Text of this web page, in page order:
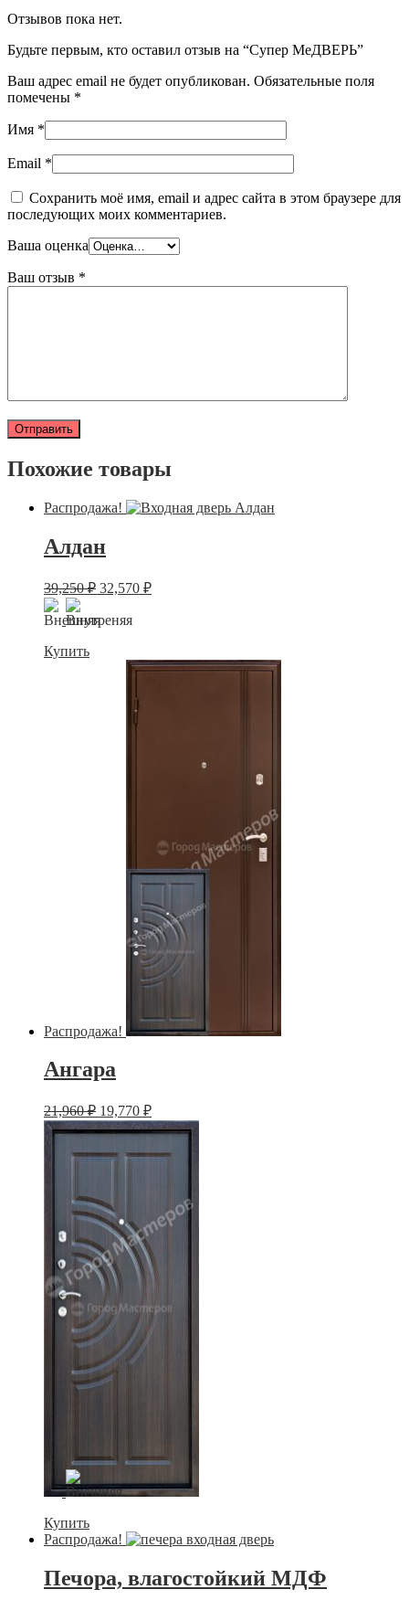
Отзывов пока нет.
Будьте первым, кто оставил отзыв на “Супер МеДВЕРЬ”
Ваш адрес email не будет опубликован. Обязательные поля
помечены *
Имя *
Email *
Сохранить моё имя, email и адрес сайта в этом браузере для
последующих моих комментариев.
Ваша оценка
Ваш отзыв *
Похожие товары
Распродажа!
Алдан
39,250₽ 32,570 ₽
Купить
Распродажа!
Ангара
21,960₽ 19,770 ₽
Купить
Распродажа!
Печора, влагостойкий МДФ